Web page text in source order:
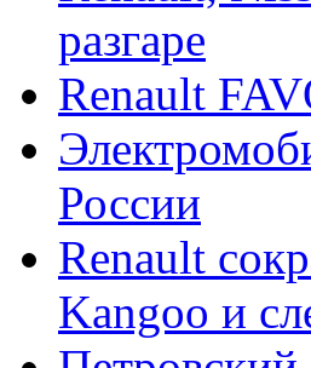
разгаре
Renault
России
Renault
Kangoo и